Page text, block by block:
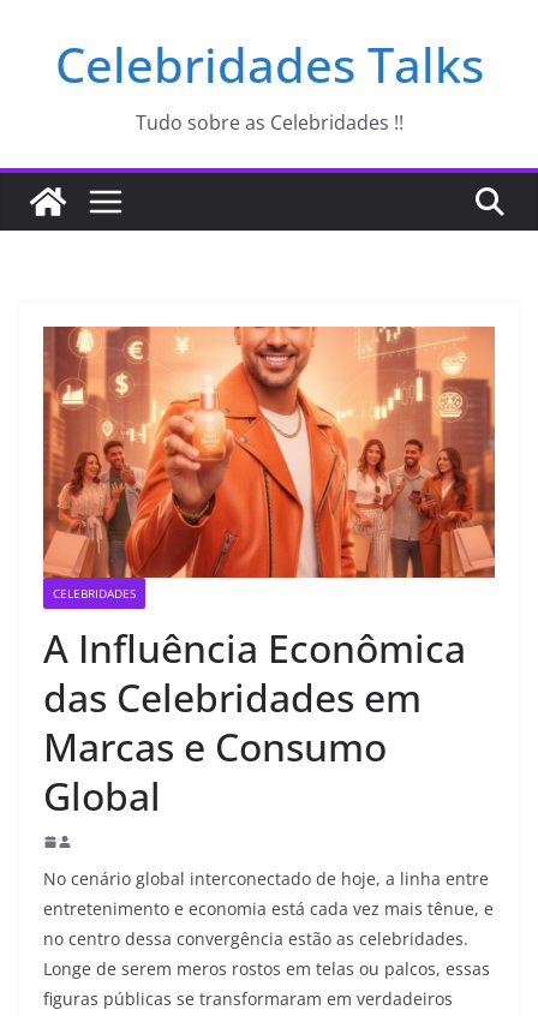
Celebridades Talks
Tudo sobre as Celebridades !!
CELEBRIDADES
A Influência Econômica
das Celebridades em
Marcas e Consumo
Global
No cenário global interconectado de hoje, a linha entre
entretenimento e economia está cada vez mais tênue, e
no centro dessa convergência estão as celebridades.
Longe de serem meros rostos em telas ou palcos, essas
figuras públicas se transformaram em verdadeiros